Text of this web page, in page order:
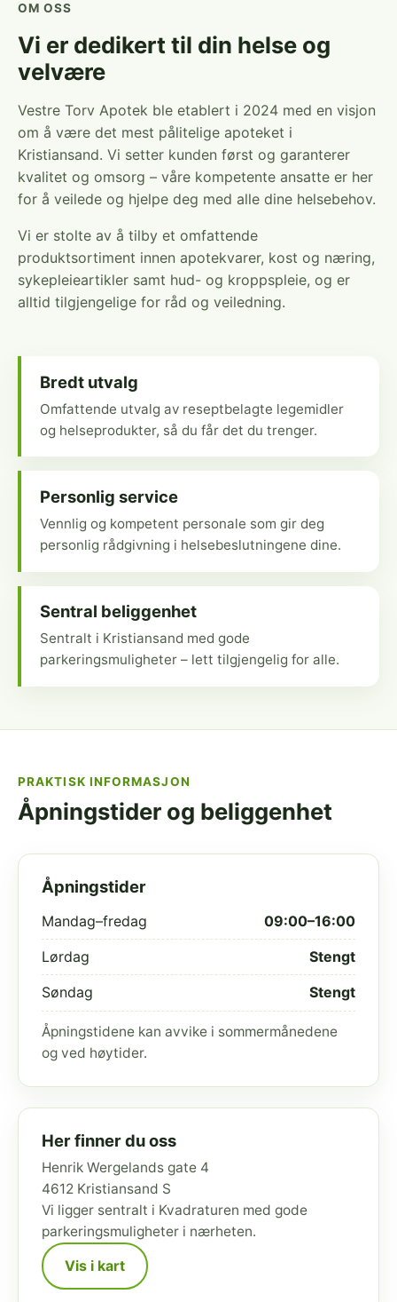
OM OSS
Vi er dedikert til din helse og
velvære
Vestre Torv Apotek ble etablert i 2024 med en visjon
om å være det mest pålitelige apoteket i
Kristiansand. Vi setter kunden først og garanterer
kvalitet og omsorg – våre kompetente ansatte er her
for å veilede og hjelpe deg med alle dine helsebehov.
Vi er stolte av å tilby et omfattende
produktsortiment innen apotekvarer, kost og næring,
sykepleieartikler samt hud- og kroppspleie, og er
alltid tilgjengelige for råd og veiledning.
Bredt utvalg
Omfattende utvalg av reseptbelagte legemidler
og helseprodukter, så du får det du trenger.
Personlig service
Vennlig og kompetent personale som gir deg
personlig rådgivning i helsebeslutningene dine.
Sentral beliggenhet
Sentralt i Kristiansand med gode
parkeringsmuligheter – lett tilgjengelig for alle.
PRAKTISK INFORMASJON
Åpningstider og beliggenhet
Åpningstider
Mandag–fredag 09:00–16:00
Lørdag Stengt
Søndag Stengt
Åpningstidene kan avvike i sommermånedene
og ved høytider.
Her finner du oss
Henrik Wergelands gate 4
4612 Kristiansand S
Vi ligger sentralt i Kvadraturen med gode
parkeringsmuligheter i nærheten.
Vis i kart